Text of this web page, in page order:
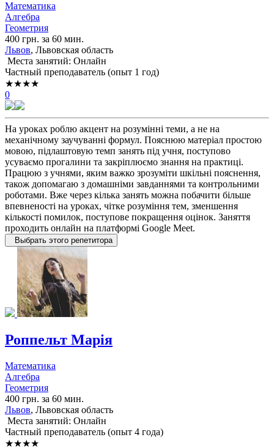
Математика
Алгебра
Геометрия
400 грн. за 60 мин.
Львов, Львовская область
Места занятий: Онлайн
Частный преподаватель (опыт 1 год)
★★★★
0
На уроках роблю акцент на розумінні теми, а не на
механічному заучуванні формул. Пояснюю матеріал простою
мовою, підлаштовую темп занять під учня, поступово
усуваємо прогалини та закріплюємо знання на практиці.
Працюю з учнями, яким важко зрозуміти шкільні пояснення,
також допомагаю з домашніми завданнями та контрольними
роботами. Вже через кілька занять можна побачити більше
впевненості на уроках, чітке розуміння тем, зменшення
кількості помилок, поступове покращення оцінок. Заняття
проходить онлайн на платформі Google Meet.
Выбрать этого репетитора
Роппельт Марія
Математика
Алгебра
Геометрия
400 грн. за 60 мин.
Львов, Львовская область
Места занятий: Онлайн
Частный преподаватель (опыт 4 года)
★★★★